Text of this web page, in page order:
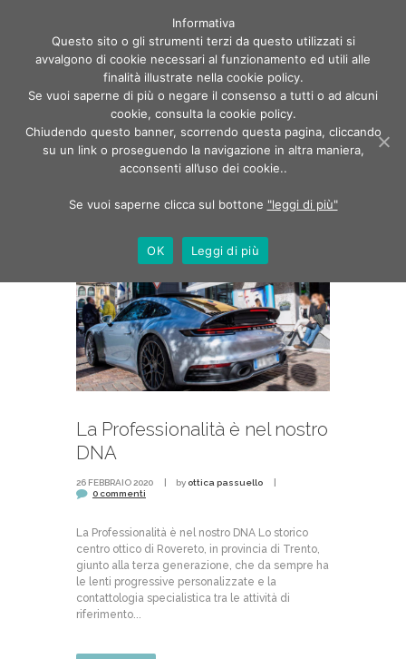
Author page: ottica passuello
Home Author page: ottica passuello
La Professionalità è nel nostro
DNA
26 FEBBRAIO 2020 by ottica passuello
0 commenti
La Professionalità è nel nostro DNA Lo storico
centro ottico di Rovereto, in provincia di Trento,
giunto alla terza generazione, che da sempre ha
le lenti progressive personalizzate e la
contattologia specialistica tra le attività di
riferimento...
Informativa
Questo sito o gli strumenti terzi da questo utilizzati si
avvalgono di cookie necessari al funzionamento ed utili alle
finalità illustrate nella cookie policy.
Se vuoi saperne di più o negare il consenso a tutti o ad alcuni
cookie, consulta la cookie policy.
Chiudendo questo banner, scorrendo questa pagina, cliccando
su un link o proseguendo la navigazione in altra maniera,
acconsenti all’uso dei cookie..
Se vuoi saperne clicca sul bottone "leggi di più"
OK Leggi di più